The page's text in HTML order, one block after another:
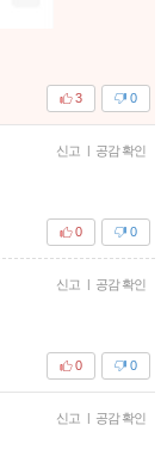
0
3
신고 | 공감 확인
0
0
신고 | 공감 확인
0
0
신고 | 공감 확인